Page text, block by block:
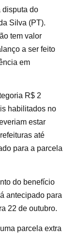
disputa do
Silva (PT).
tem valor
a ser feito
em
R$ 2
habilitados no
estar
até
para a parcela
do benefício
antecipado para
22 de outubro.
parcela extra